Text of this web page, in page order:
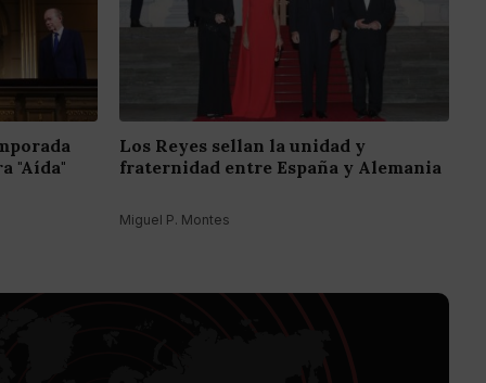
"Aída"
Los Reyes sellan la unidad y
fraternidad entre España y Alemania
Miguel P. Montes